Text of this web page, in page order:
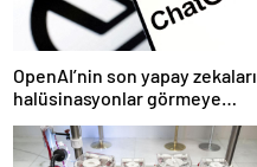
OpenAI’nin son yapay zekaları
halüsinasyonlar görmeye
başladı